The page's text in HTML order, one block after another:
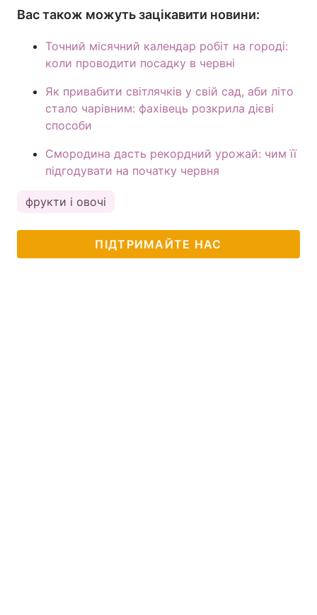
Вас також можуть зацікавити новини:
Точний місячний календар робіт на городі:
коли проводити посадку в червні
Як привабити світлячків у свій сад, аби літо
стало чарівним: фахівець розкрила дієві
способи
Смородина дасть рекордний урожай: чим її
підгодувати на початку червня
фрукти і овочі
ПІДТРИМАЙТЕ НАС